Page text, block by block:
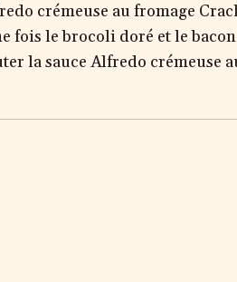
crémeuse au fromage
fois le brocoli doré et le bacon
la sauce Alfredo crémeuse